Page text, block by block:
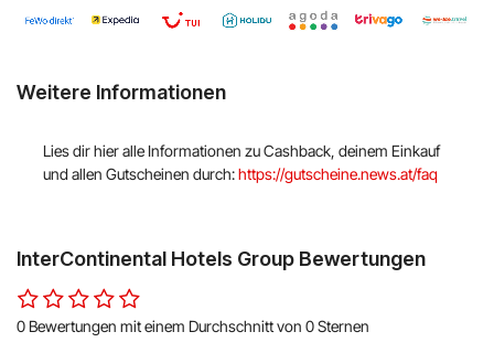
ABOUT YOU
BALDUR
oeticket
Weitere Informationen
Lies dir hier alle Informationen zu Cashback, deinem Einkauf
und allen Gutscheinen durch:https://gutscheine.news.at/faq
InterContinental Hotels Group Bewertungen
0 Bewertungen mit einem Durchschnitt von 0 Sternen